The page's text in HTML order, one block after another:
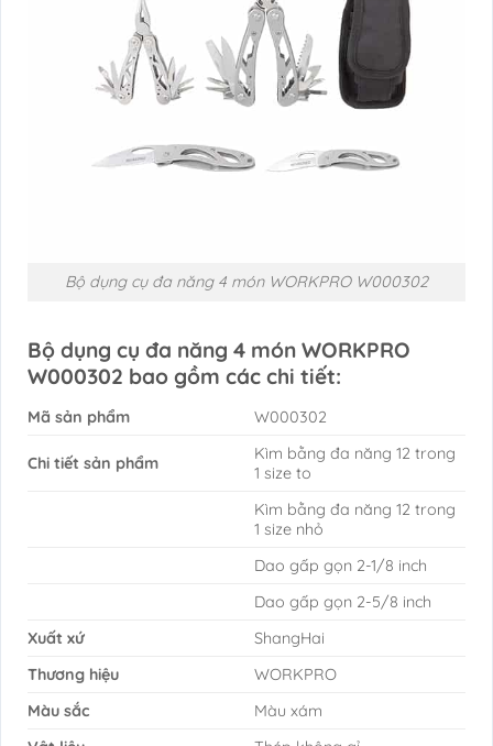
Bộ dụng cụ đa năng 4 món WORKPRO W000302
Bộ dụng cụ đa năng 4 món WORKPRO
W000302 bao gồm các chi tiết:
Mã sản phẩm W000302
Chi tiết sản phẩm
Kìm bằng đa năng 12 trong
1 size to
Kìm bằng đa năng 12 trong
1 size nhỏ
Dao gấp gọn 2-1/8 inch
Dao gấp gọn 2-5/8 inch
Xuất xứ
ShangHai
Thương hiệu
WORKPRO
Màu sắc
Màu xám